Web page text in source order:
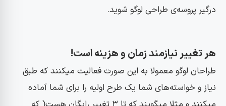
درگیر پروسه‌ی طراحی لوگو شوید.
هر تغییر نیازمند زمان و هزینه است!
طراحان لوگو معمولا به این صورت فعالیت میکنند که طبق
نیاز و خواسته‌های شما یک طرح اولیه را برای شما آماده